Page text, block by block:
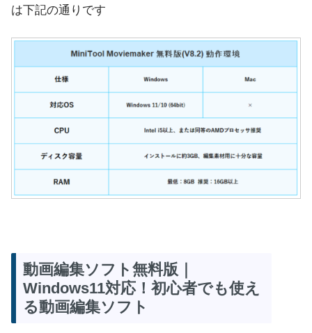
は下記の通りです
動画編集ソフト無料版｜
Windows11対応！初心者でも使え
る動画編集ソフト